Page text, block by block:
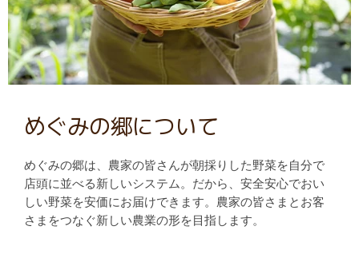
めぐみの郷について
めぐみの郷は、農家の皆さんが朝採りした野菜を自分で
店頭に並べる新しいシステム。だから、安全安心でおい
しい野菜を安価にお届けできます。農家の皆さまとお客
さまをつなぐ新しい農業の形を目指します。